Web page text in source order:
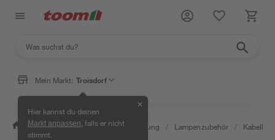
Mein Markt: Troisdorf
Hier kannst du deinen
Markt anpassen , falls er nicht
stimmt.
✕
/ Wohnen & Haushalt / Beleuchtung / Lampenzubehör /